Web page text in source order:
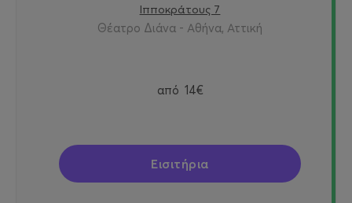
Ιπποκράτους 7
Θέατρο Διάνα - Αθήνα, Αττική
από 14€
Εισιτήρια